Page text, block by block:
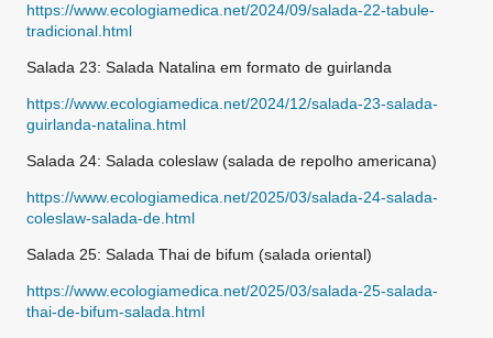
https://www.ecologiamedica.net/2024/09/salada-22-tabule-
tradicional.html
Salada 23: Salada Natalina em formato de guirlanda
https://www.ecologiamedica.net/2024/12/salada-23-salada-
guirlanda-natalina.html
Salada 24: Salada coleslaw (salada de repolho americana)
https://www.ecologiamedica.net/2025/03/salada-24-salada-
coleslaw-salada-de.html
Salada 25: Salada Thai de bifum (salada oriental)
https://www.ecologiamedica.net/2025/03/salada-25-salada-
thai-de-bifum-salada.html